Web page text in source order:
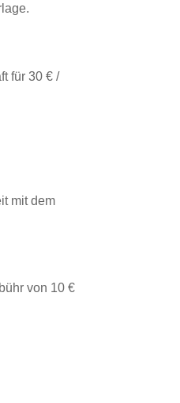
für 30 € /
mit dem
von 10 €